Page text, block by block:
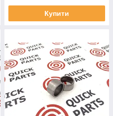
Купити